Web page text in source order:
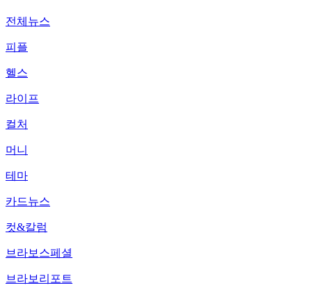
전체뉴스
피플
헬스
라이프
컬처
머니
테마
카드뉴스
컷&칼럼
브라보스페셜
브라보리포트